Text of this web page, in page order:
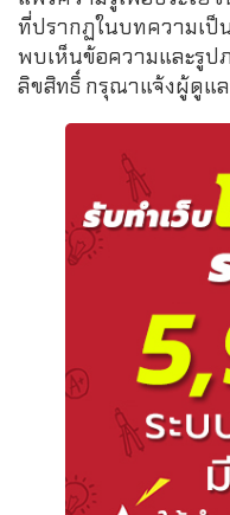
ที่ปรากฏในบทความเป็
พบเห็นข้อความและรูป
ลิขสิทธิ์ กรุณาแจ้งผู้ดูแ